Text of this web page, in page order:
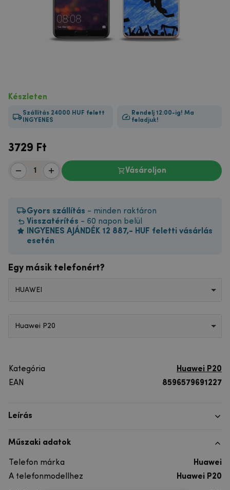
Készleten
Szállítás 24000 HUF felett
INGYENES
Rendelj 12:00-ig! Ma
feladjuk!
3729 Ft
Vásároljon
Gyors szállítás - minden raktáron
Visszatérítés - 60 napon belül
INGYENES AJÁNDÉK 12 887,- HUF feletti vásárlás
esetén
Egy másik telefonért?
HUAWEI
Huawei P20
Kategória
Huawei P20
EAN
8596579691227
Leírás
Műszaki adatok
Telefon márka
Huawei
A telefonmodellhez
Huawei P20